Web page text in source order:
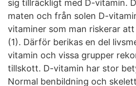
sig tillräckligt med D-vitamin.
maten och från solen D-
vitaminer som man riskerar
(1). Därför berikas en del
vitamin och vissa grupper
tillskott. D-vitamin har stor
Normal benbildning och